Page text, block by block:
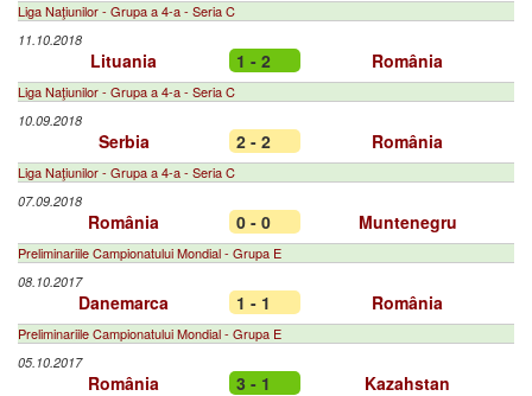
Liga Naţiunilor - Grupa a 4-a - Seria C
11.10.2018
Lituania 1 - 2 România
Liga Naţiunilor - Grupa a 4-a - Seria C
10.09.2018
Serbia 2 - 2 România
Liga Naţiunilor - Grupa a 4-a - Seria C
07.09.2018
România 0 - 0 Muntenegru
Preliminariile Campionatului Mondial - Grupa E
08.10.2017
Danemarca 1 - 1 România
Preliminariile Campionatului Mondial - Grupa E
05.10.2017
România 3 - 1 Kazahstan